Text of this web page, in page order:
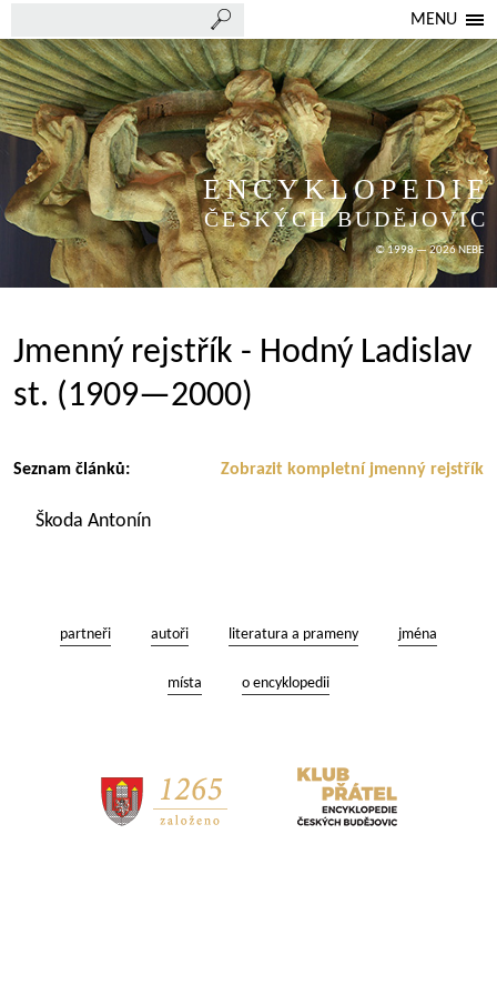
MENU
ENCYKLOPEDIE
ČESKÝCH BUDĚJOVIC
© 1998 — 2026 NEBE
Jmenný rejstřík - Hodný Ladislav
st. (1909—2000)
Zobrazit kompletní jmenný rejstřík
Seznam článků:
Škoda Antonín
partneři autoři literatura a prameny jména
místa o encyklopedii